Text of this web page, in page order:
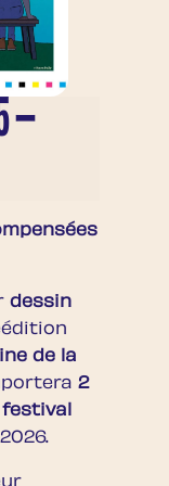
–
dessin
de la
2